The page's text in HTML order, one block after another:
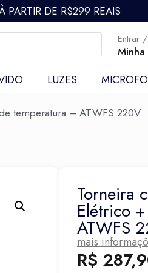
PARTIR DE R$299 REAIS
Entrar
LUZES
temperatura – ATWFS 220V
Torneira
Elétrico
ATWFS
mais
R$